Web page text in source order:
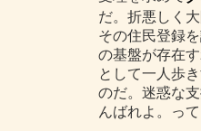
だ。折悪しく
その住民登録
の基盤が存在
として一人歩
のだ。迷惑な
んばれよ。って